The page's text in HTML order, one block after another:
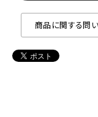
商品に関する問